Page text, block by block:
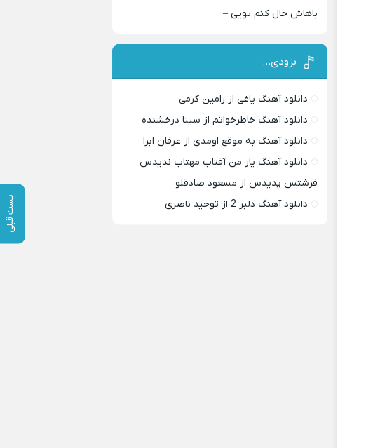
پست قبلی
باهاش حال کنم تویی –
بزودی…
دانلود آهنگ یاغی از رامین کرمی
دانلود آهنگ خاطرخواتم از سینا درخشنده
دانلود آهنگ به موقع اومدی از عرفان ابرا
دانلود آهنگ یار من آفتاب مهتاب ندیدس
فرشتس پدیدس از مسعود صادقلو
دانلود آهنگ دلبر 2 از توحید ناصری